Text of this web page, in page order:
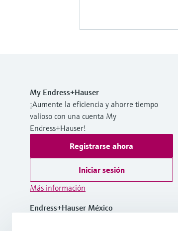
My Endress+Hauser
¡Aumente la eficiencia y ahorre tiempo
valioso con una cuenta My
Endress+Hauser!
Registrarse ahora
Iniciar sesión
Más información
Endress+Hauser México